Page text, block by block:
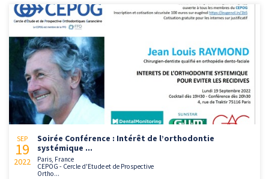
SEP
19
2022
Soirée Conférence : Intérêt de l’orthodontie
systémique ...
Paris, France
CEPOG - Cercle d'Etude et de Prospective
Ortho...